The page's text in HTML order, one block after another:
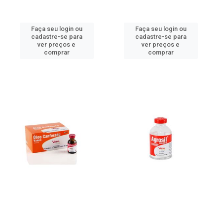
Faça seu login ou
cadastre-se para
ver preços e
comprar
Faça seu login ou
cadastre-se para
ver preços e
comprar